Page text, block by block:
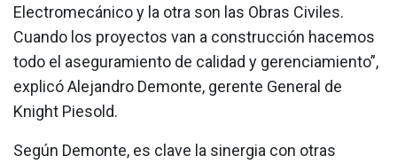
Electromecánico y la otra son las Obras Civiles.
Cuando los proyectos van a construcción hacemos
todo el aseguramiento de calidad y gerenciamiento”,
explicó Alejandro Demonte, gerente General de
Knight Piesold.
Según Demonte, es clave la sinergia con otras